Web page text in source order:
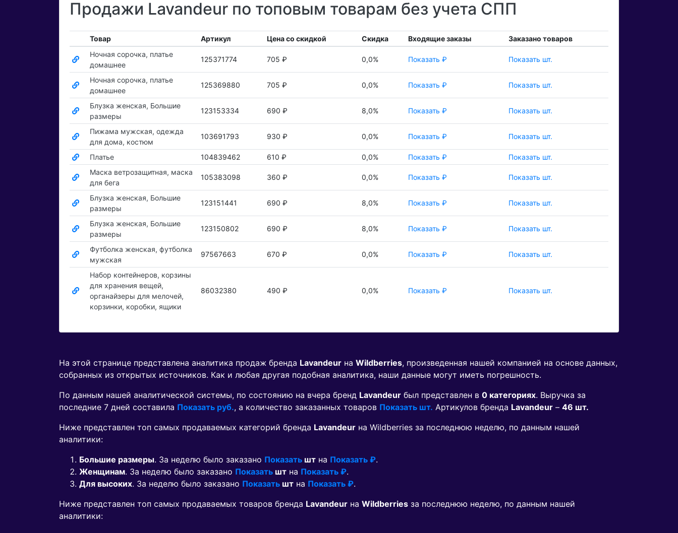
Продажи Lavandeur по топовым товарам без учета СПП
Товар Артикул Цена со скидкой Скидка Входящие заказы
Заказано товаров
Ночная сорочка, платье
домашнее
125371774 705 ₽ 0,0% Показать ₽ Показать шт.
Ночная сорочка, платье
домашнее
125369880 705 ₽ 0,0% Показать ₽ Показать шт.
Блузка женская, Большие
размеры
123153334 690 ₽ 8,0% Показать ₽ Показать шт.
Пижама мужская, одежда
для дома, костюм
103691793 930 ₽ 0,0% Показать ₽ Показать шт.
Платье 104839462 610 ₽ 0,0% Показать ₽
Показать шт.
Маска ветрозащитная, маска
для бега
105383098 360 ₽ 0,0% Показать ₽ Показать шт.
Блузка женская, Большие
размеры
123151441 690 ₽ 8,0% Показать ₽ Показать шт.
Блузка женская, Большие
размеры
123150802 690 ₽ 8,0% Показать ₽ Показать шт.
Футболка женская, футболка
мужская
97567663 670 ₽ 0,0% Показать ₽ Показать шт.
Набор контейнеров, корзины
для хранения вещей,
органайзеры для мелочей,
корзинки, коробки, ящики
86032380 490 ₽ 0,0% Показать ₽ Показать шт.
На этой странице представлена аналитика продаж бренда Lavandeur на Wildberries, произведенная нашей компанией на основе данных,
собранных из открытых источников. Как и любая другая подобная аналитика, наши данные могут иметь погрешность.
По данным нашей аналитической системы, по состоянию на вчера бренд Lavandeur был представлен в 0 категориях. Выручка за
последние 7 дней составила Показать руб., а количество заказанных товаров Показать шт. Артикулов бренда Lavandeur – 46 шт.
Ниже представлен топ самых продаваемых категорий бренда Lavandeur на Wildberries за последнюю неделю, по данным нашей
аналитики:
Большие размеры. За неделю было заказано Показать шт на Показать ₽.
Женщинам. За неделю было заказано Показать шт на Показать ₽.
Для высоких. За неделю было заказано Показать шт на Показать ₽.
Ниже представлен топ самых продаваемых товаров бренда Lavandeur на Wildberries за последнюю неделю, по данным нашей
аналитики: